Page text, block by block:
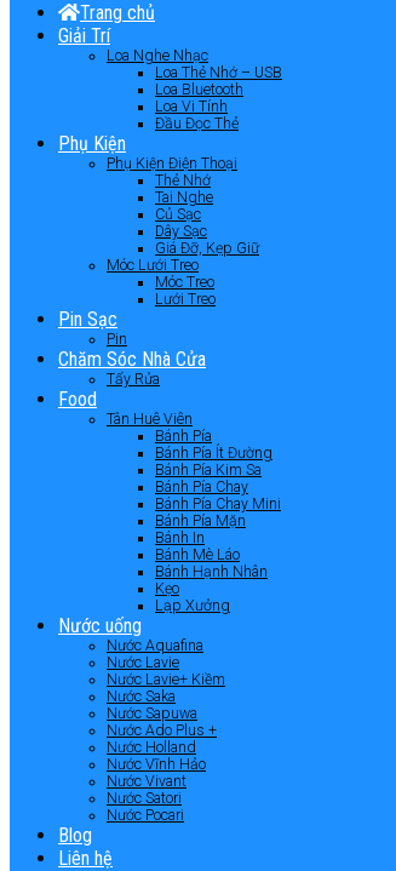
Trang chủ
Giải Trí
Loa Nghe Nhạc
Loa Thẻ Nhớ – USB
Loa Bluetooth
Loa Vi Tính
Đầu Đọc Thẻ
Phụ Kiện
Phụ Kiện Điện Thoại
Thẻ Nhớ
Tai Nghe
Củ Sạc
Dây Sạc
Giá Đỡ, Kẹp Giữ
Móc Lưới Treo
Móc Treo
Lưới Treo
Pin Sạc
Pin
Chăm Sóc Nhà Cửa
Tẩy Rửa
Food
Tân Huê Viên
Bánh Pía
Bánh Pía Ít Đường
Bánh Pía Kim Sa
Bánh Pía Chay
Bánh Pía Chay Mini
Bánh Pía Mặn
Bánh In
Bánh Mè Láo
Bánh Hạnh Nhân
Kẹo
Lạp Xưởng
Nước uống
Nước Aquafina
Nước Lavie
Nước Lavie+ Kiềm
Nước Saka
Nước Sapuwa
Nước Ado Plus +
Nước Holland
Nước Vĩnh Hảo
Nước Vivant
Nước Satori
Nước Pocari
Blog
Liên hệ